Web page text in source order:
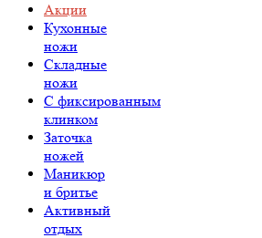
Акции
Кухонные
ножи
Складные
ножи
C фиксированным
клинком
Заточка
ножей
Маникюр
и бритье
Активный
отдых